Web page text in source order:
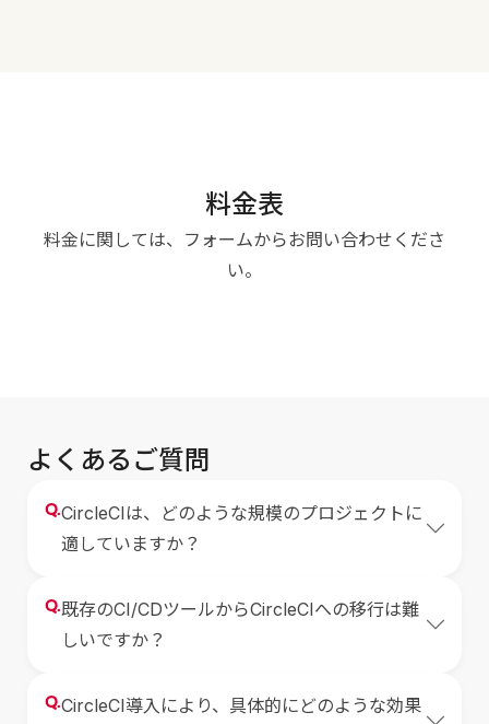
料金表
料金に関しては、フォームからお問い合わせくださ
い。
よくあるご質問
Q.CircleCIは、どのような規模のプロジェクトに
適していますか？
Q.既存のCI/CDツールからCircleCIへの移行は難
しいですか？
Q.CircleCI導入により、具体的にどのような効果